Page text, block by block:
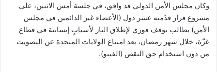
وكان مجلس الأمن الدولي قد وافق، في جلسة أمس الاثنين، على
مشروع قرار قدّمته عشر دول (الأعضاء غير الدائمين في مجلس
الأمن) يطالب بوقف فوري لإطلاق النار لأسبابٍ إنسانية في قطاع
غزّة، خلال شهر رمضان، بعد امتناع الولايات المتحدة عن التصويت
من دون استخدام حق النقض (الفيتو).